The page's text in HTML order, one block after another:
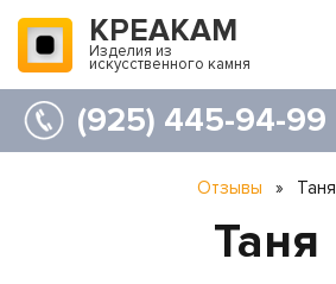
КРЕАКАМ
Изделия из
искусственного камня
(925) 445-94-99
Отзывы » Таня
Таня